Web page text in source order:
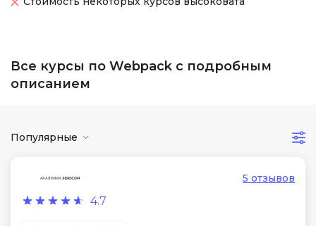
Все курсы по Webpack с подробным
описанием
Популярные
4.7
5 отзывов